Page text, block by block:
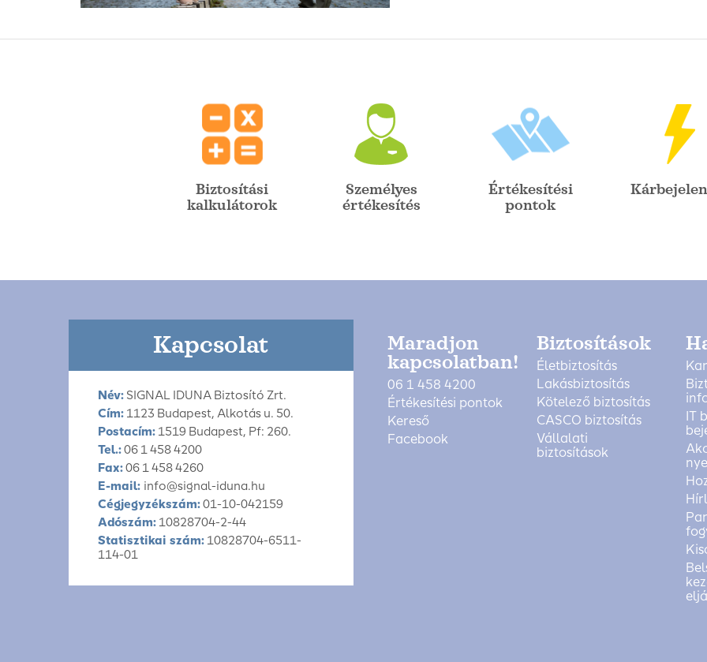
Biztosítási
kalkulátorok
Személyes
értékesítés
Értékesítési
pontok
Kapcsolat
Név: SIGNAL IDUNA Biztosító Zrt.
Cím: 1123 Budapest, Alkotás u. 50.
Postacím: 1519 Budapest, Pf: 260.
Tel.:06 1 458 4200
Fax:06 1 458 4260
E-mail: info@signal-iduna.hu
Cégjegyzékszám:01-10-042159
Adószám: 10828704-2-44
Statisztikai szám: 10828704-6511-
114-01
Maradjon
kapcsolatban!
06 1 458 4200
Értékesítési pontok
Kereső
Facebook
Biztosítások
Életbiztosítás
Lakásbiztosítás
Kötelező biztosítás
CASCO biztosítás
Vállalati
biztosítások
IT